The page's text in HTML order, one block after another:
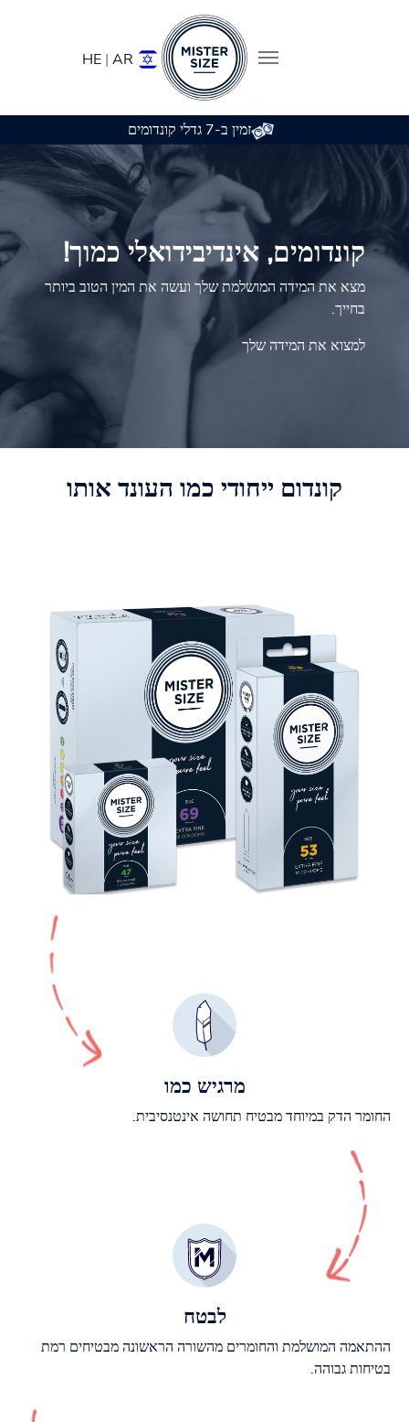
Skip to main content
HE | AR
זמין ב-7 גדלי קונדומים
קונדומים, אינדיבידואלי כמוך!
מצא את המידה המושלמת שלך ועשה את המין הטוב ביותר
בחייך.
למצוא את המידה שלך
קונדום ייחודי כמו העונד אותו
מרגיש כמו
החומר הדק במיוחד מבטיח תחושה אינטנסיבית.
לבטח
ההתאמה המושלמת והחומרים מהשורה הראשונה מבטיחים רמת
בטיחות גבוהה.